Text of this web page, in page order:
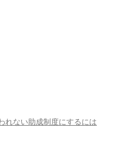
れない助成制度にするには